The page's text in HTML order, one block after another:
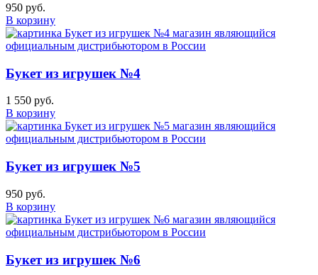
950 руб.
В корзину
Букет из игрушек №4
1 550 руб.
В корзину
Букет из игрушек №5
950 руб.
В корзину
Букет из игрушек №6